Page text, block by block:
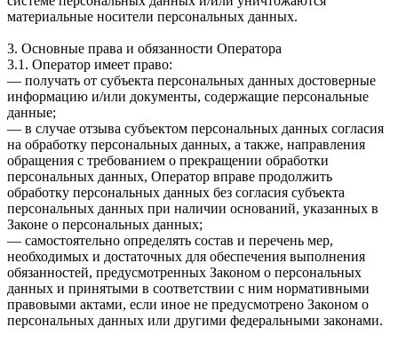
материальные носители персональных данных.
3. Основные права и обязанности Оператора
3.1. Оператор имеет право:
— получать от субъекта персональных данных достоверные
информацию и/или документы, содержащие персональные
данные;
— в случае отзыва субъектом персональных данных согласия
на обработку персональных данных, а также, направления
обращения с требованием о прекращении обработки
персональных данных, Оператор вправе продолжить
обработку персональных данных без согласия субъекта
персональных данных при наличии оснований, указанных в
Законе о персональных данных;
— самостоятельно определять состав и перечень мер,
необходимых и достаточных для обеспечения выполнения
обязанностей, предусмотренных Законом о персональных
данных и принятыми в соответствии с ним нормативными
правовыми актами, если иное не предусмотрено Законом о
персональных данных или другими федеральными законами.